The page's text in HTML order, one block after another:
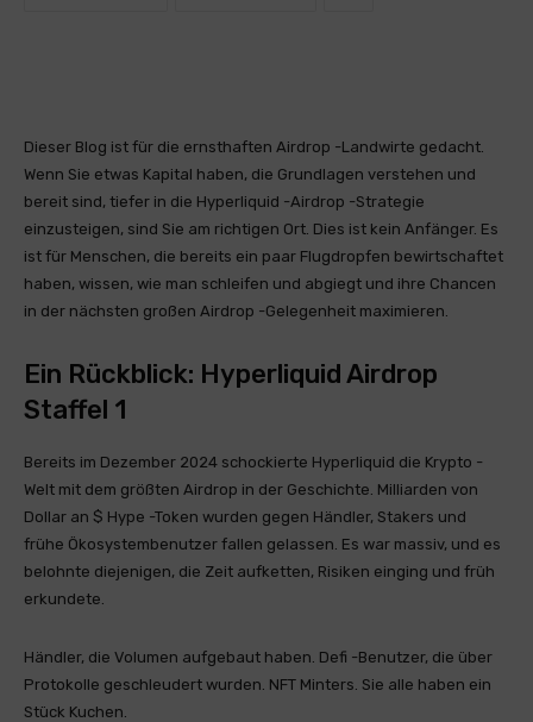
Dieser Blog ist für die ernsthaften Airdrop -Landwirte gedacht.
Wenn Sie etwas Kapital haben, die Grundlagen verstehen und
bereit sind, tiefer in die Hyperliquid -Airdrop -Strategie
einzusteigen, sind Sie am richtigen Ort. Dies ist kein Anfänger. Es
ist für Menschen, die bereits ein paar Flugdropfen bewirtschaftet
haben, wissen, wie man schleifen und abgiegt und ihre Chancen
in der nächsten großen Airdrop -Gelegenheit maximieren.
Ein Rückblick: Hyperliquid Airdrop
Staffel 1
Bereits im Dezember 2024 schockierte Hyperliquid die Krypto -
Welt mit dem größten Airdrop in der Geschichte. Milliarden von
Dollar an $ Hype -Token wurden gegen Händler, Stakers und
frühe Ökosystembenutzer fallen gelassen. Es war massiv, und es
belohnte diejenigen, die Zeit aufketten, Risiken einging und früh
erkundete.
Händler, die Volumen aufgebaut haben. Defi -Benutzer, die über
Protokolle geschleudert wurden. NFT Minters. Sie alle haben ein
Stück Kuchen.